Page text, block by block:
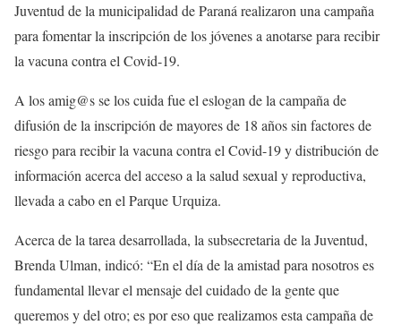
Juventud de la municipalidad de Paraná realizaron una campaña
para fomentar la inscripción de los jóvenes a anotarse para recibir
la vacuna contra el Covid-19.
A los amig@s se los cuida fue el eslogan de la campaña de
difusión de la inscripción de mayores de 18 años sin factores de
riesgo para recibir la vacuna contra el Covid-19 y distribución de
información acerca del acceso a la salud sexual y reproductiva,
llevada a cabo en el Parque Urquiza.
Acerca de la tarea desarrollada, la subsecretaria de la Juventud,
Brenda Ulman, indicó: “En el día de la amistad para nosotros es
fundamental llevar el mensaje del cuidado de la gente que
queremos y del otro; es por eso que realizamos esta campaña de